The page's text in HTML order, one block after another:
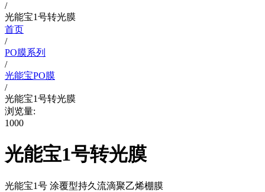
/
光能宝1号转光膜
首页
/
PO膜系列
/
光能宝PO膜
/
光能宝1号转光膜
浏览量:
1000
光能宝1号转光膜
光能宝1号 涂覆型持久流滴聚乙烯棚膜